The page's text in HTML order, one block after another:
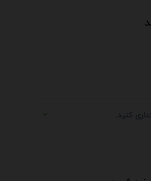
کنید.